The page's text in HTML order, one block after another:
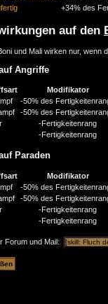
+34% des
auf den
und Mali wirken nur, wenn
Angriffe
Modifikator
-50% des
-50% des
-Fertigkeitenrang
-Fertigkeitenrang
Paraden
Modifikator
-50% des
-50% des
-Fertigkeitenrang
-Fertigkeitenrang
Forum und Mail: